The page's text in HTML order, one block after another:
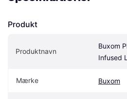
Produkt
Produktnavn
Buxom
Infused
Mærke Buxom